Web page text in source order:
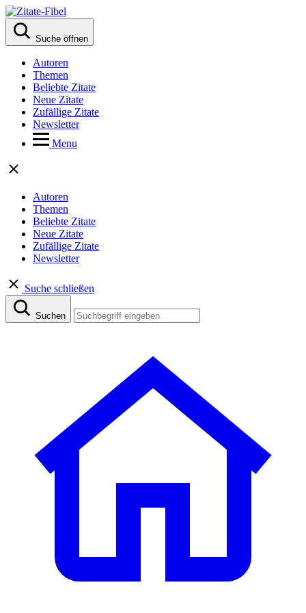
Suche öffnen
Autoren
Themen
Beliebte Zitate
Neue Zitate
Zufällige Zitate
Newsletter
Menu
Autoren
Themen
Beliebte Zitate
Neue Zitate
Zufällige Zitate
Newsletter
Suche schließen
Suchen